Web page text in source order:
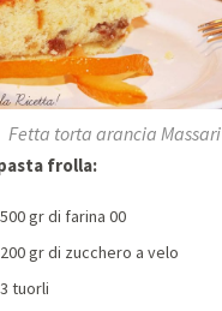
Fetta torta arancia Massari
frolla:
500 gr di farina 00
200 gr di zucchero a velo
3 tuorli